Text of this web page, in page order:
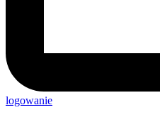
logowanie